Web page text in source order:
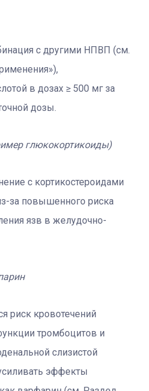
с другими НПВП (см.
в дозах ≥ 500 мг за
дозы.
глюкокортикоиды)
с кортикостероидами
за повышенного риска
язв в желудочно-
риск кровотечений
тромбоцитов и
слизистой
эффекты